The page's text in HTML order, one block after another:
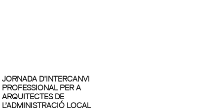
JORNADA D’INTERCANVI
PROFESSIONAL PER A
ARQUITECTES DE
L’ADMINISTRACIÓ LOCAL